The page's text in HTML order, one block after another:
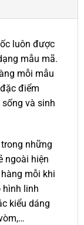
luôn được
mẫu mã.
mỗi mẫu
điểm
và sinh
những
ngoài hiện
mỗi khi
hình linh
kiểu dáng